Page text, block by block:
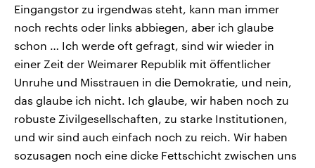
Eingangstor zu irgendwas steht, kann man immer
noch rechts oder links abbiegen, aber ich glaube
schon … Ich werde oft gefragt, sind wir wieder in
einer Zeit der Weimarer Republik mit öffentlicher
Unruhe und Misstrauen in die Demokratie, und nein,
das glaube ich nicht. Ich glaube, wir haben noch zu
robuste Zivilgesellschaften, zu starke Institutionen,
und wir sind auch einfach noch zu reich. Wir haben
sozusagen noch eine dicke Fettschicht zwischen uns